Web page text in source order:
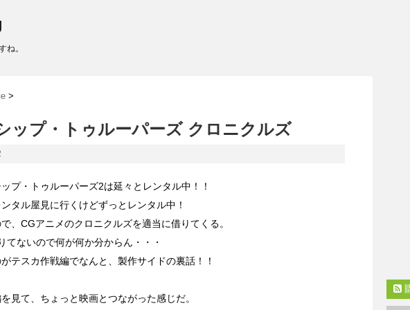
ね。
>
ップ・トゥルーパーズ クロニクルズ
プ・トゥルーパーズ2は延々とレンタル中！！
タル屋見に行くけどずっとレンタル中！
、CGアニメのクロニクルズを適当に借りてくる。
てないので何が何か分からん・・・
テスカ作戦編でなんと、製作サイドの裏話！！
見て、ちょっと映画とつながった感じだ。